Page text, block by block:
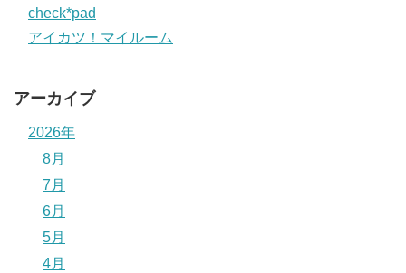
check*pad
アイカツ！マイルーム
アーカイブ
2026年
8月
7月
6月
5月
4月